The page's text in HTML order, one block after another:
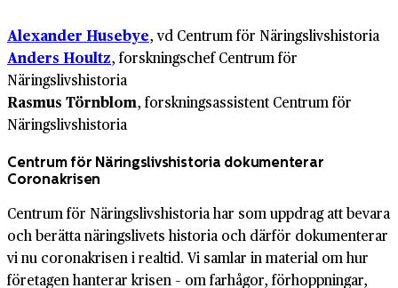
Alexander Husebye, vd Centrum för Näringslivshistoria
Anders Houltz, forskningschef Centrum för
Näringslivshistoria
Rasmus Törnblom, forskningsassistent Centrum för
Näringslivshistoria
Centrum för Näringslivshistoria dokumenterar
Coronakrisen
Centrum för Näringslivshistoria har som uppdrag att bevara
och berätta näringslivets historia och därför dokumenterar
vi nu coronakrisen i realtid. Vi samlar in material om hur
företagen hanterar krisen – om farhågor, förhoppningar,